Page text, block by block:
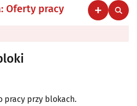
Oferty pracy
pracy przy blokach.